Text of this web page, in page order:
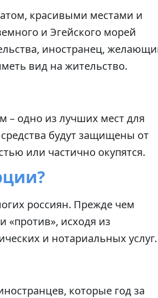
красивыми местами и
и Эгейского морей
иностранец,
вид на жительство.
– одно из лучших мест для
будут защищены от
или частично окупятся.
россиян. Прежде чем
«против», исходя из
и нотариальных услуг.
которые год за